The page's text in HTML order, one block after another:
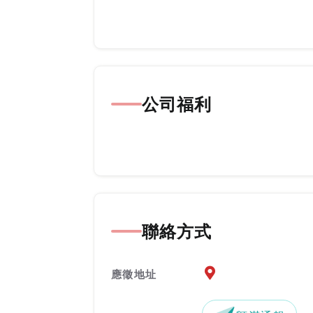
公司福利
聯絡方式
應徵地址 應徵地址地圖『另開新